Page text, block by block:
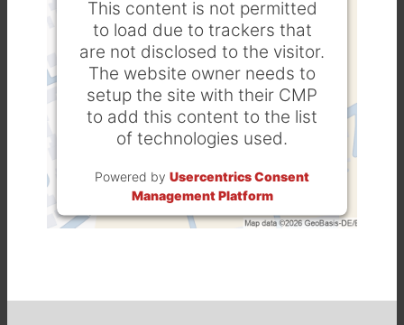
This content is not permitted
to load due to trackers that
are not disclosed to the visitor.
The website owner needs to
setup the site with their CMP
to add this content to the list
of technologies used.
Powered by Usercentrics Consent
Management Platform